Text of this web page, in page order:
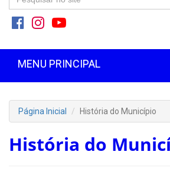
MENU PRINCIPAL
Página Inicial História do Município
História do